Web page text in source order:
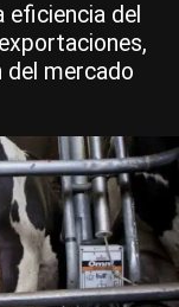
eficiencia del
del mercado